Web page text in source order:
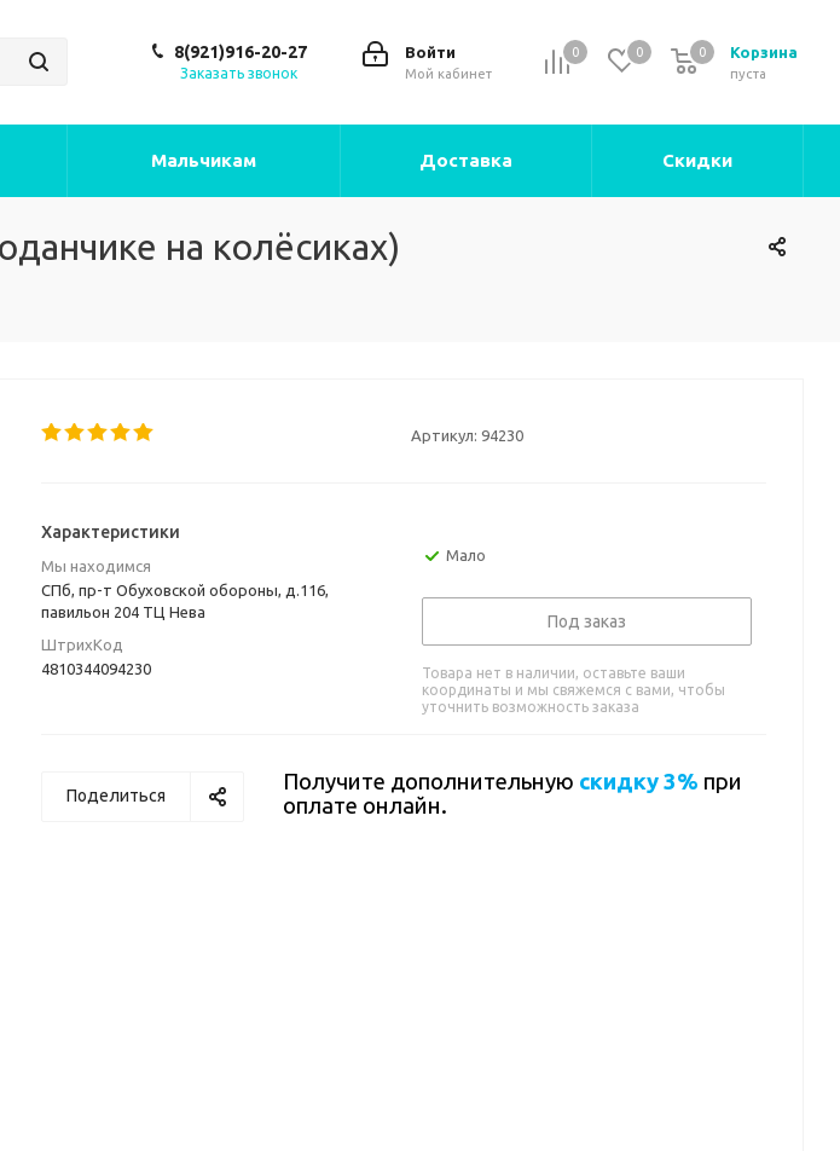
0 0 Корзина
0
пуста
0
Войти
Мой кабинет
8(921)916-20-27
Заказать звонок
Мальчикам Доставка Скидки
на колёсиках)
Артикул: 94230
Характеристики
Мы находимся
СПб, пр-т Обуховской обороны, д.116,
павильон 204 ТЦ Нева
ШтрихКод
4810344094230
Мало
Под заказ
Товара нет в наличии, оставьте ваши
координаты и мы свяжемся с вами, чтобы
уточнить возможность заказа
Поделиться
Получите дополнительную скидку 3% при
оплате онлайн.